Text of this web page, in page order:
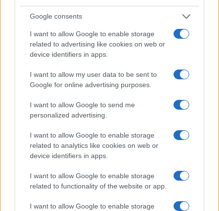
Google consents
I want to allow Google to enable storage
related to advertising like cookies on web or
device identifiers in apps.
I want to allow my user data to be sent to
Google for online advertising purposes.
I want to allow Google to send me
personalized advertising.
I want to allow Google to enable storage
related to analytics like cookies on web or
device identifiers in apps.
I want to allow Google to enable storage
related to functionality of the website or app.
I want to allow Google to enable storage
Productos locales y más vuelos: Binter
refuerza su apuesta por Canarias
Binter no solo conecta las islas, sino que…
Guía práctica para entender conflictos